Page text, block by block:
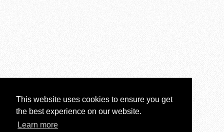
This website uses cookies to ensure you get
the best experience on our website.
Learn more